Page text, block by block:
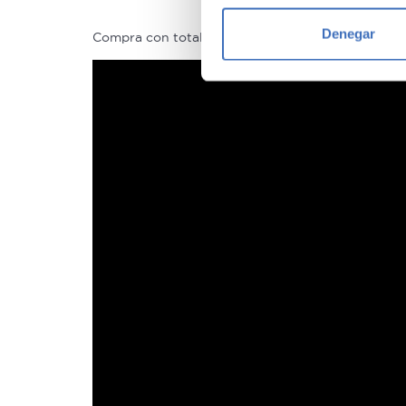
Obtenga más información
Denegar
Compra con total tranquilidad, sólo 1 de cada 4